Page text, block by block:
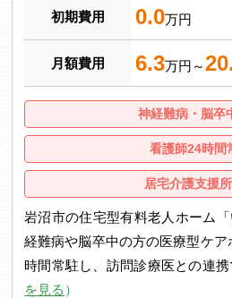
初期費用 0.0万円
月額費用 6.3万円～
神経難病・脳卒
看護師24時間
居宅介護支援
岩沼市の住宅型有料老人ホーム
経難病や脳卒中の方の医療型ケ
時間常駐し、訪問診療医との連
を見る ）